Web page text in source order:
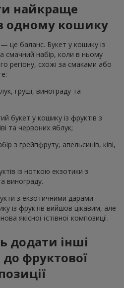
найкраще
одному кошику
це баланс. Букет у кошику із
смачний набір, коли в ньому
регіону, схожі за смаками або
груші, винограду та
букет у кошику із фруктів з
та червоних яблук;
з грейпфруту, апельсинів, ківі,
із ноткою екзотики з
винограду.
з екзотичними дарами
із фруктів вийшов цікавим, але
якісної їстівної композиції.
додати інші
фруктової